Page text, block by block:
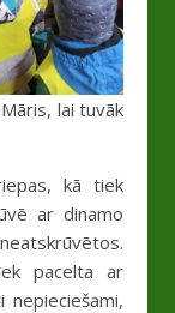
lai tuvāk
kā tiek
ar dinamo
pacelta ar
nepieciešami,